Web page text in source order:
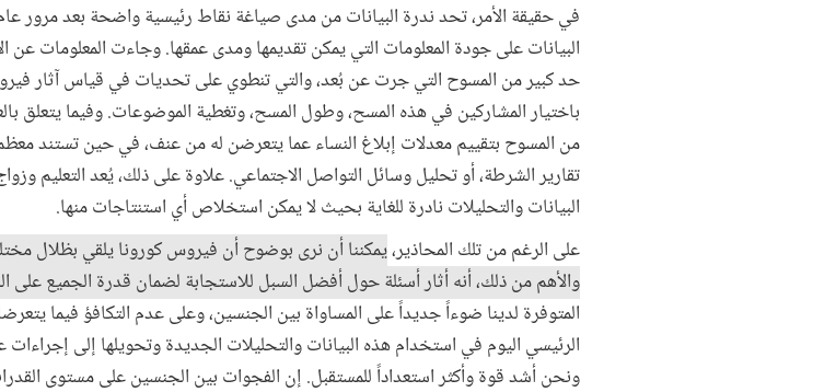
في حقيقة الأمر، تحد ندرة البيانات من مدى صياغة نقاط رئيسية واضحة بعد مرور
البيانات على جودة المعلومات التي يمكن تقديمها ومدى عمقها. وجاءت المعلومات عن
حد كبير من المسوح التي جرت عن بُعد، والتي تنطوي على تحديات في قياس آثار
باختيار المشاركين في هذه المسح، وطول المسح، وتغطية الموضوعات. وفيما يتعلق
من المسوح بتقييم معدلات إبلاغ النساء عما يتعرضن له من عنف، في حين تستند
تقارير الشرطة، أو تحليل وسائل التواصل الاجتماعي. علاوة على ذلك، يُعد التعليم
البيانات والتحليلات نادرة للغاية بحيث لا يمكن استخلاص أي استنتاجات منها.
على الرغم من تلك المحاذير،يمكننا أن نرى بوضوح أن فيروس كورونا يلقي بظلال
والأهم من ذلك، أنه أثار أسئلة حول أفضل السبل للاستجابة لضمان قدرة الجميع على
المتوفرة لدينا ضوءاً جديداً على المساواة بين الجنسين، وعلى عدم التكافؤ فيما
الرئيسي اليوم في استخدام هذه البيانات والتحليلات الجديدة وتحويلها إلى
ونحن أشد قوة وأكثر استعداداً للمستقبل. إن الفجوات بين الجنسين على مستوى